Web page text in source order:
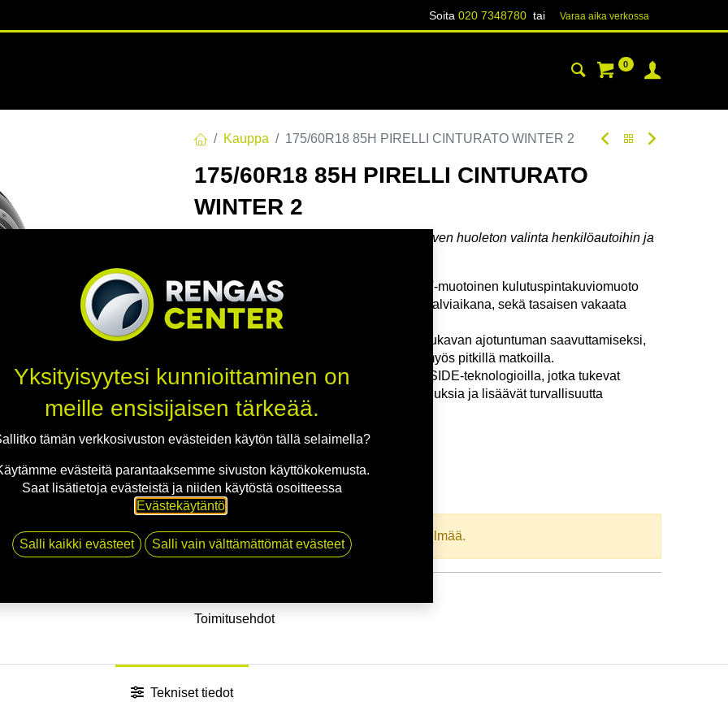
Soita 020 7348780tai Varaa aika verk​​​​ossa
0
Kauppa 175/60R18 85H PIRELLI CINTURATO WINTER 2
175/60R18 85H PIRELLI CINTURATO
WINTER 2
Pirelli Cinturato Winter 2 kitkarengas – talven huoleton valinta henkilöautoihin ja
Adaptivoitu 3D‑lamelliteknologia ja V‑muotoinen kulutuspintakuviomuoto
parantavat pitoa lumella ja märkänä talviaikana, sekä tasaisen vakaata
hallittavuutta kaikissa keleissä.
Suunniteltu alhaisen melutason ja mukavan ajotuntuman saavuttamiseksi,
mikä tekee ajamisesta miellyttävää myös pitkillä matkoilla.
Saatavilla myös ELECT‑ ja SEAL INSIDE‑teknologioilla, jotka tukevat
erityisesti sähköautojen ajo‑ominaisuuksia ja lisäävät turvallisuutta
rengasrikon sattuessa.
EAN:8019227439595
Tällä tuotteella ei ole kelvollista yhdistelmää.
Toimitusehdot
Tekniset tiedot
Yksityisyytesi kunnioittaminen on
meille ensisijaisen tärkeää.
tämän verkkosivuston evästeiden käytön tällä selaimella?
evästeitä parantaaksemme sivuston käyttökokemusta.
Saat lisätietoja evästeistä ja niiden käytöstä osoitteessa
Evästekäytäntö.
Salli kaikki evästeet Salli vain välttämättömät evästeet